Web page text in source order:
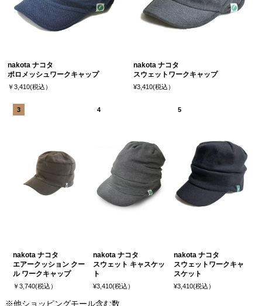
nakota ナコタ
ポロメッシュワークキャップ
￥3,410(税込）
nakota ナコタ
スウェットワークキャップ
¥3,410(税込）
nakota ナコタ
エアークッション クー
ル ワークキャップ
￥3,740(税込）
nakota ナコタ
スウェット キャスケッ
ト
¥3,410(税込）
nakota ナコタ
スウェットワークキャ
スケット
¥3,410(税込）
※他ショッピングモール含む数